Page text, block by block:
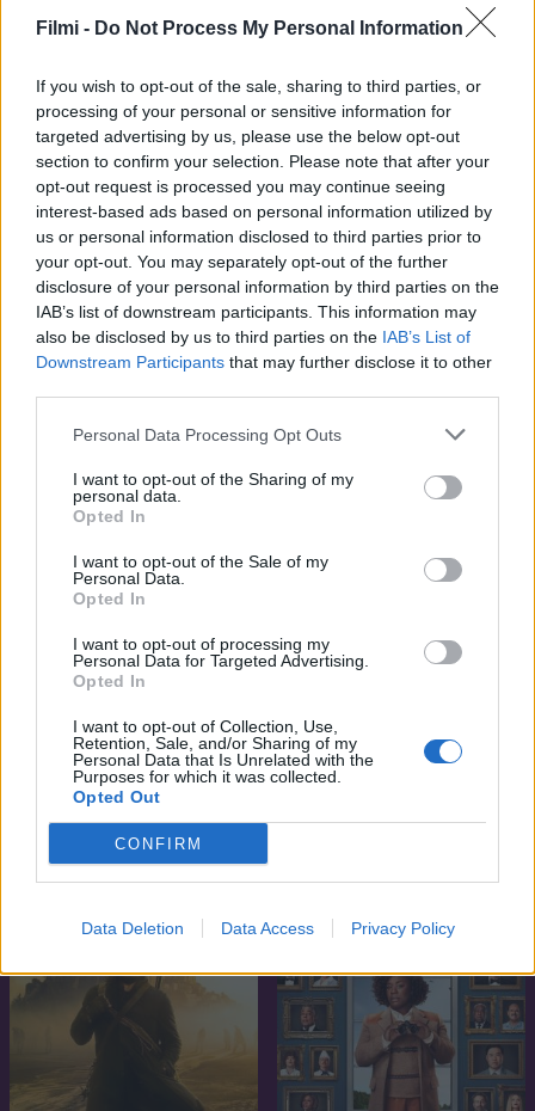
Filmi - Do Not Process My Personal Information
If you wish to opt-out of the sale, sharing to third parties, or
processing of your personal or sensitive information for
targeted advertising by us, please use the below opt-out
section to confirm your selection. Please note that after your
opt-out request is processed you may continue seeing
interest-based ads based on personal information utilized by
us or personal information disclosed to third parties prior to
your opt-out. You may separately opt-out of the further
disclosure of your personal information by third parties on the
IAB’s list of downstream participants. This information may
also be disclosed by us to third parties on the IAB’s List of
Downstream Participants that may further disclose it to other
Personal Data Processing Opt Outs
I want to opt-out of the Sharing of my
personal data.
Opted In
I want to opt-out of the Sale of my
Personal Data.
Opted In
I want to opt-out of processing my
Personal Data for Targeted Advertising.
Opted In
I want to opt-out of Collection, Use,
Retention, Sale, and/or Sharing of my
Personal Data that Is Unrelated with the
Purposes for which it was collected.
Opted Out
CONFIRM
Data Deletion Data Access Privacy Policy
2022
SOROZAT
7.0
Az eredendő bűn
2022
SOROZAT
2024
SOROZAT
The Walking Dead: The
Ones Who Live
SOROZAT